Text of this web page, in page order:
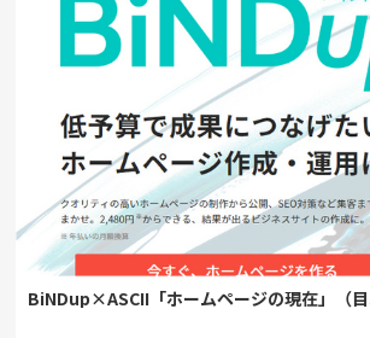
BiNDup×ASCII「ホームページの現在」（目